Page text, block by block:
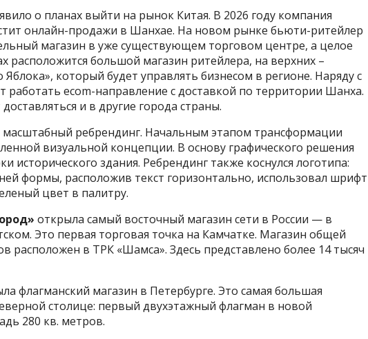
о планах выйти на рынок Китая. В 2026 году компания
онлайн-продажи в Шанхае. На новом рынке бьюти-ритейлер
магазин в уже существующем торговом центре, а целое
расположится большой магазин ритейлера, на верхних –
Яблока», который будет управлять бизнесом в регионе. Наряду с
работать ecom-направление с доставкой по территории Шанха.
и в другие города страны.
масштабный ребрендинг. Начальным этапом трансформации
визуальной концепции. В основу графического решения
исторического здания. Ребрендинг также коснулся логотипа:
формы, расположив текст горизонтально, использовал шрифт
цвет в палитру.
открыла самый восточный магазин сети в России — в
Это первая торговая точка на Камчатке. Магазин общей
расположен в ТРК «Шамса». Здесь представлено более 14 тысяч
флагманский магазин в Петербурге. Это самая большая
столице: первый двухэтажный флагман в новой
280 кв. метров.